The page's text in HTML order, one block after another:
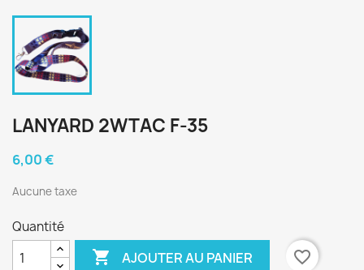
LANYARD 2WTAC F-35
6,00 €
Aucune taxe
Quantité
 AJOUTER AU PANIER
favorite_border